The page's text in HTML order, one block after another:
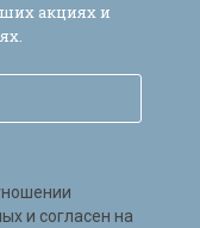
акциях и
и согласен на